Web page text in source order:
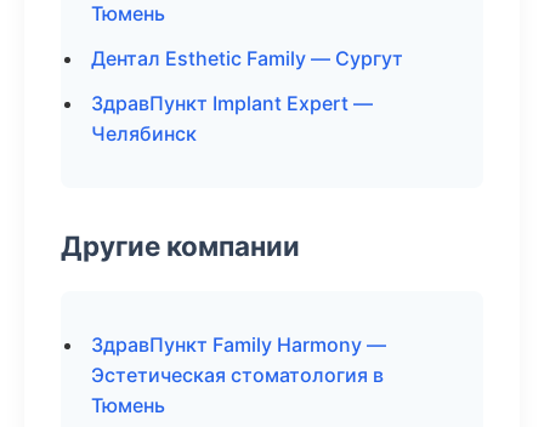
Тюмень
Дентал Esthetic Family — Сургут
ЗдравПункт Implant Expert —
Челябинск
Другие компании
ЗдравПункт Family Harmony —
Эстетическая стоматология в
Тюмень